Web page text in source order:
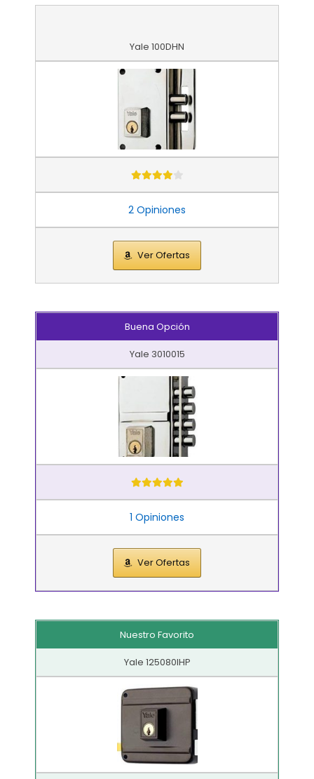
Yale 100DHN
2 Opiniones
Ver Ofertas
Buena Opción
Yale 3010015
1 Opiniones
Ver Ofertas
Nuestro Favorito
Yale 125080IHP